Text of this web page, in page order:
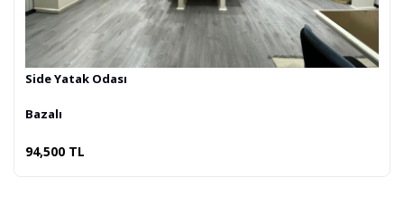
Side Yatak Odası
Bazalı
94,500 TL